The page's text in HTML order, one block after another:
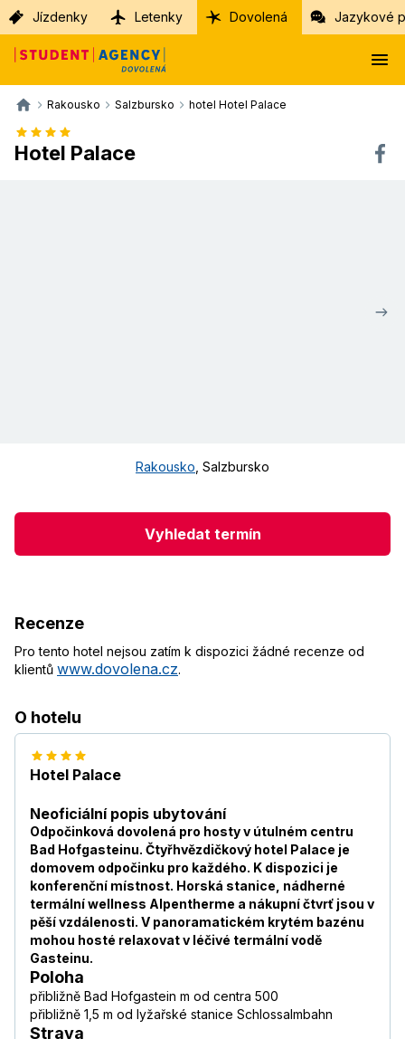
Jízdenky Letenky Dovolená Jazykové
Rakousko Salzbursko hotel Hotel Palace
Hotel Palace
Rakousko Salzbursko
Vyhledat termín
Recenze
Pro tento hotel nejsou zatím k dispozici žádné recenze od
klientů www.dovolena.cz.
O hotelu
Hotel Palace
Neoficiální popis ubytování
Odpočinková dovolená pro hosty v útulném centru
Bad Hofgasteinu. Čtyřhvězdičkový hotel Palace je
domovem odpočinku pro každého. K dispozici je
konferenční místnost. Horská stanice, nádherné
termální wellness Alpentherme a nákupní čtvrť jsou v
pěší vzdálenosti. V panoramatickém krytém bazénu
mohou hosté relaxovat v léčivé termální vodě
Gasteinu.
Poloha
přibližně Bad Hofgastein m od centra 500
přibližně 1,5 m od lyžařské stanice Schlossalmbahn
Strava